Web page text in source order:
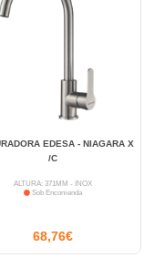
EDESA - NIAGARA X
/C
ALTURA: 371MM - INOX
Sob Encomenda
68,76€